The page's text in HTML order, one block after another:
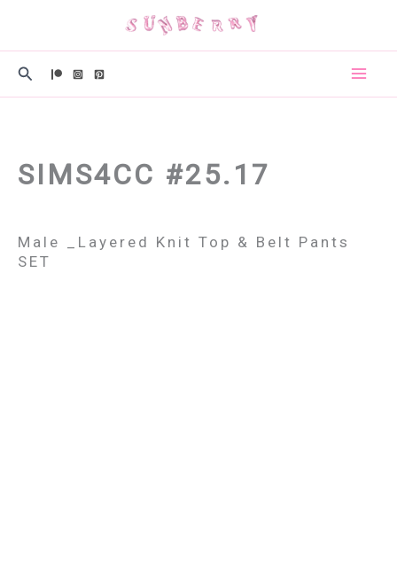
검
색
SIMS4CC #25.17
Male _Layered Knit Top & Belt Pants
SET